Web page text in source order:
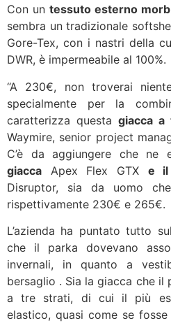
Con un tessuto esterno
sembra un tradizionale
Gore-Tex, con i nastri della
DWR, è impermeabile al 100%.
“A 230€, non troverai
specialmente per la
caratterizza questa giacca
Waymire, senior project
C’è da aggiungere che ne
giacca Apex Flex GTX e il
Disruptor, sia da uomo
rispettivamente 230€ e 265€.
L’azienda ha puntato tutto
che il parka dovevano
invernali, in quanto a
bersaglio . Sia la giacca che il
a tre strati, di cui il più
elastico, quasi come se